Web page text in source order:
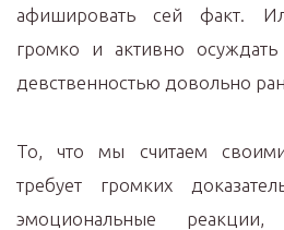
афишировать сей факт.
громко и активно осуждать
девственностью довольно
То, что мы считаем
требует громких
эмоциональные